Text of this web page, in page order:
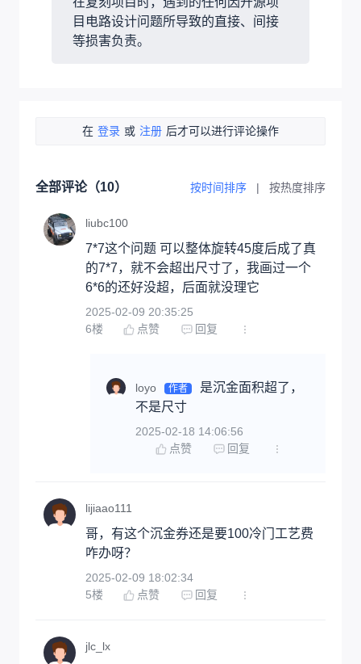
目电路设计问题所导致的直接、间接
等损害负责。
在 登录 或 注册 后才可以进行评论操作
全部评论（10） 按时间排序 | 按热度排序
liubc100
7*7这个问题 可以整体旋转45度后成了真
的7*7，就不会超出尺寸了，我画过一个
6*6的还好没超，后面就没理它
2025-02-09 20:35:25
6楼 点赞 回复
loyo 作者
是沉金面积超了，
不是尺寸
2025-02-18 14:06:56
点赞
回复
lijiaao111
哥，有这个沉金券还是要100冷门工艺费
咋办呀？
2025-02-09 18:02:34
5楼 点赞 回复
jlc_lx